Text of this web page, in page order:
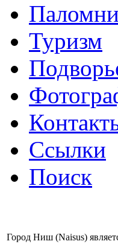
Туризм
Ссылки
Поиск
Город Ниш (Naisus)